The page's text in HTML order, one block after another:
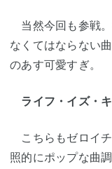
当然今回も参戦
なくてはならない
のあす可愛すぎ。
ライフ・イズ・
こちらもゼロイ
照的にポップな曲調